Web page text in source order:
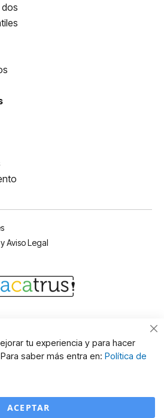
Aviso Legal
tu experiencia y para hacer
saber más entra en: Política de
ACEPTAR